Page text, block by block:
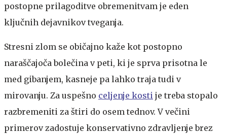
postopne prilagoditve obremenitvam je eden
ključnih dejavnikov tveganja.
Stresni zlom se običajno kaže kot postopno
naraščajoča bolečina v peti, ki je sprva prisotna le
med gibanjem, kasneje pa lahko traja tudi v
mirovanju. Za uspešno celjenje kosti je treba stopalo
razbremeniti za štiri do osem tednov. V večini
primerov zadostuje konservativno zdravljenje brez